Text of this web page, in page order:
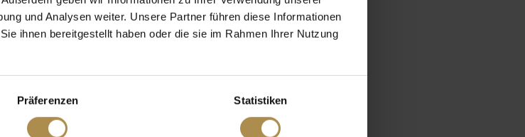
und Analysen weiter. Unsere Partner führen diese Informationen
ihnen bereitgestellt haben oder die sie im Rahmen Ihrer Nutzung
Präferenzen Statistiken